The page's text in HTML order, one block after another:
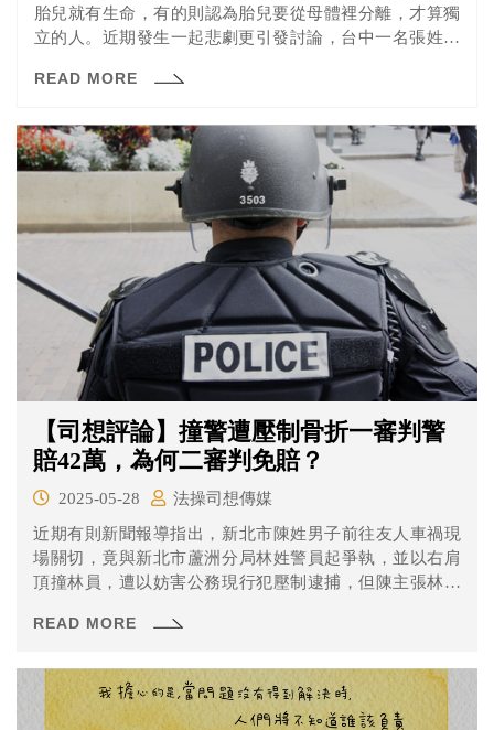
胎兒就有生命，有的則認為胎兒要從母體裡分離，才算獨
立的人。近期發生一起悲劇更引發討論，台中一名張姓男
的在快速道路飆車，追撞黃女夫妻，讓她腹中已經34周的
未出生，依法不屬自然人等同「物品」，最後檢方僅依導
致夫妻受傷的過失傷害起訴，近日地院輕判六月。在法律
上未出生的胎兒等同「物品」，無疑又讓這個媽媽痛失孩
子後又在審理中備受打擊。
READ MORE
【司想評論】撞警遭壓制骨折一審判警
賠42萬，為何二審判免賠？
2025-05-28
法操司想傳媒
近期有則新聞報導指出，新北市陳姓男子前往友人車禍現
場關切，竟與新北市蘆洲分局林姓警員起爭執，並以右肩
頂撞林員，遭以妨害公務現行犯壓制逮捕，但陳主張林員
審判決林員須賠償四十二萬多元，兩造均不服上訴；高等
而遭逮捕，陳因拒不配合掙扎抵抗受傷，林員無賠償責
任，逆轉改判免賠。可上訴。
READ MORE